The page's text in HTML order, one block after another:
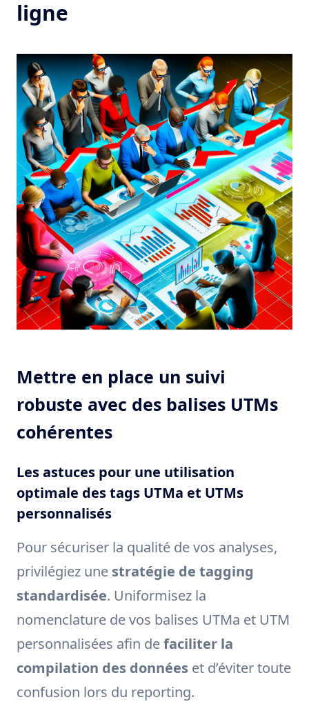
ligne
Mettre en place un suivi
robuste avec des balises UTMs
cohérentes
Les astuces pour une utilisation
optimale des tags UTMa et UTMs
personnalisés
Pour sécuriser la qualité de vos analyses,
privilégiez une stratégie de tagging
standardisée. Uniformisez la
nomenclature de vos balises UTMa et UTM
personnalisées afin defaciliter la
compilation des données et d’éviter toute
confusion lors du reporting.